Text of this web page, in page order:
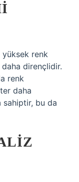
renk
daha dirençlidir.
renk
daha
sahiptir, bu da